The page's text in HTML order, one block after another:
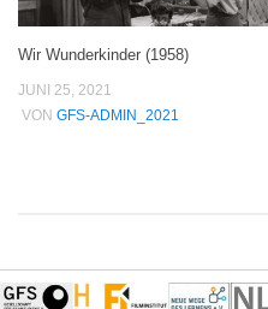
Wir Wunderkinder (1958)
JUNI 25, 2021
VON GFS-ADMIN_2021